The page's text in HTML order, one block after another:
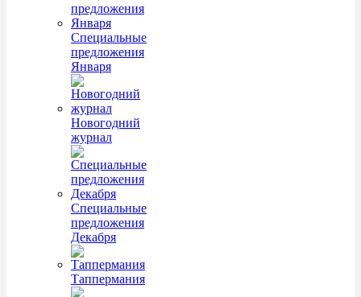
Специальные
предложения
Января
Новогодний
журнал
Специальные
предложения
Декабря
Таппермания